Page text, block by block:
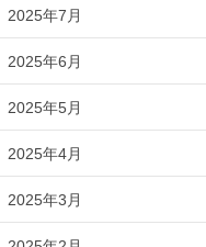
2025年7月
2025年6月
2025年5月
2025年4月
2025年3月